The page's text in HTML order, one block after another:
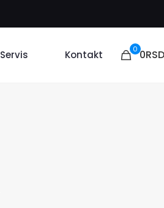
Servis Kontakt 0 0RSD